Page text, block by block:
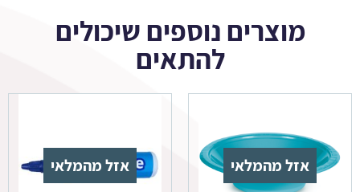
מוצרים נוספים שיכולים
להתאים
אזל מהמלאי אזל מהמלאי